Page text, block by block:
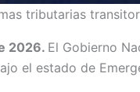
tributarias
2026. El Gobierno
el estado de